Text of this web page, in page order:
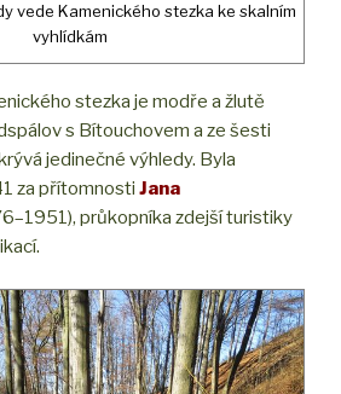
vede Kamenického stezka ke skalním
vyhlídkám
stezka je modře a žlutě
s Bítouchovem a ze šesti
jedinečné výhledy. Byla
za přítomnosti Jana
průkopníka zdejší turistiky